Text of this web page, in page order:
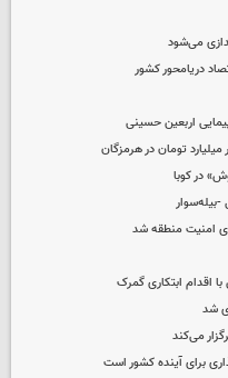
می‌شود
دریامحور کشور
در کوبا
امنیت منطقه شد
اقدام ابتکاری گمرک
می‌کند
برای آینده کشور است